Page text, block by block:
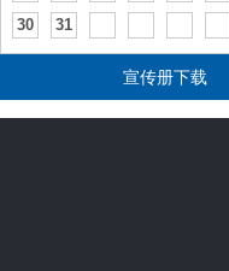
30
31
宣传册下载